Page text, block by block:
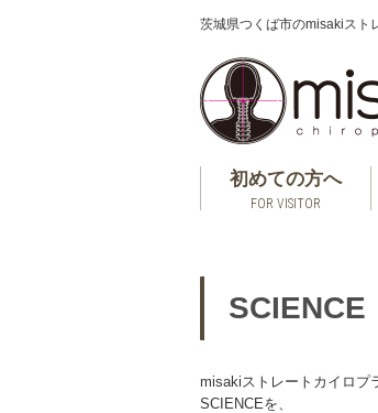
茨城県つくば市のmisakiスト
初めての方へ
FOR VISITOR
SCIENCE
misakiストレートカイロプ
SCIENCEを、